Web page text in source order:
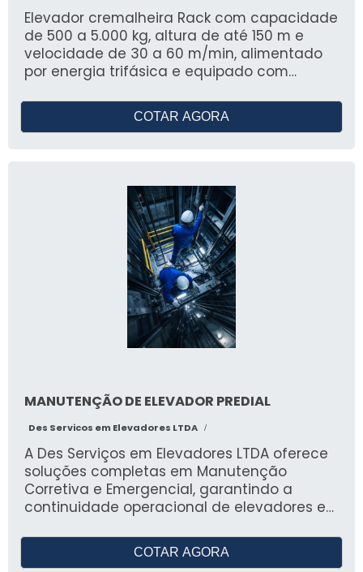
Elevador cremalheira Rack com capacidade
de 500 a 5.000 kg, altura de até 150 m e
velocidade de 30 a 60 m/min, alimentado
por energia trifásica e equipado com
automático e limitador de velocidade. A
versão EX-PROOF é certificada para áreas
NR18, NR12 e NBR 16200, ideal para transporte
seguro e eficiente de pessoas e materiais
em obras e ambientes industriais. A Rack
oferece suporte técnico, manutenção,
instalação especializada e peças de
reposição, garantindo alta produtividade e
conformidade normativa.
COTAR AGORA
MANUTENÇÃO DE ELEVADOR PREDIAL
Des Servicos em Elevadores LTDA /
A Des Serviços em Elevadores LTDA oferece
soluções completas em Manutenção
Corretiva e Emergencial, garantindo a
continuidade operacional de elevadores e
hospitais e indústrias. Com atendimento
24/7 e foco no cumprimento rigoroso do SLA,
COTAR AGORA